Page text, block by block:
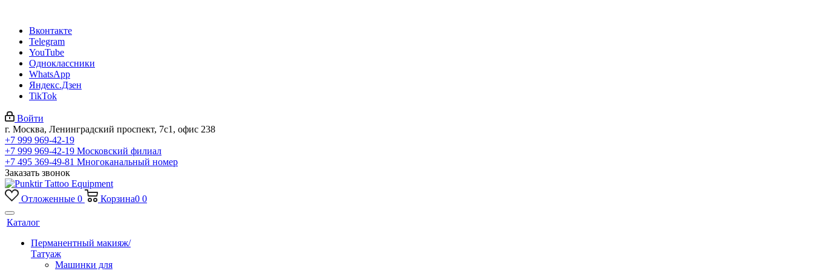
Вконтакте
Telegram
YouTube
Одноклассники
WhatsApp
Яндекс.Дзен
TikTok
Войти
г. Москва, Ленинградский проспект, 7с1, офис 238
+7 999 969-42-19
+7 999 969-42-19 Московский филиал
+7 495 369-49-81 Многоканальный номер
Заказать звонок
Отложенные 0 Корзина0 0
Каталог
Перманентный макияж/
Татуаж
Машинки для